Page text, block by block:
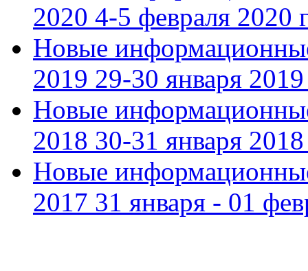
2020 4-5 февраля 2020
Новые
2019 29-30 января 2019
Новые
2018 30-31 января 2018
Новые
2017 31 января - 01